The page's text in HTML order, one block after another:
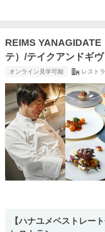
REIMS YANAGIDATE
テ）/テイクアンドギ
オンライン見学可能 レスト
【ハナユメベストレー